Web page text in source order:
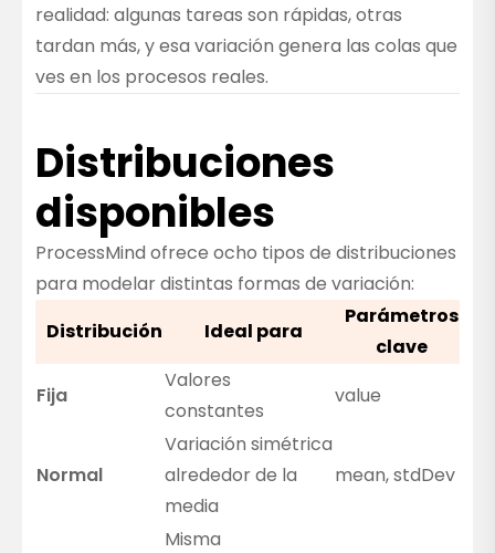
realidad: algunas tareas son rápidas, otras
tardan más, y esa variación genera las colas que
ves en los procesos reales.
Distribuciones
disponibles
ProcessMind ofrece ocho tipos de distribuciones
para modelar distintas formas de variación:
Distribución
Ideal para
Parámetros
clave
Fija
Valores
constantes
value
Normal
Variación simétrica
alrededor de la
media
mean, stdDev
Misma